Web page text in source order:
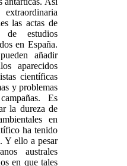
las actas de
de estudios
en España.
añadir
aparecidos
científicas
y problemas
Es
la dureza de
en
ha tenido
Y ello a pesar
australes
en que tales